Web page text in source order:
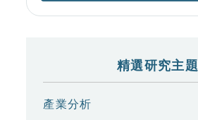
精選研究主題
產業分析